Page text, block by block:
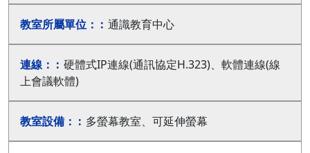
通識教育中心
硬體式IP連線(通訊協定H.323)、軟體連線(線
上會議軟體)
多螢幕教室、可延伸螢幕